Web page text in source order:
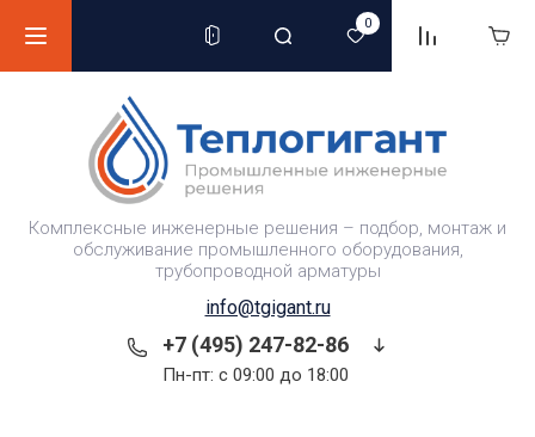
0
Комплексные инженерные решения – подбор, монтаж и
обслуживание промышленного оборудования,
трубопроводной арматуры
info@tgigant.ru
+7 (495) 247-82-86
Пн-пт: c 09:00 до 18:00